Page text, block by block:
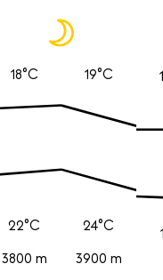
18°C
22°C
3800 m
19°C
24°C
3900 m